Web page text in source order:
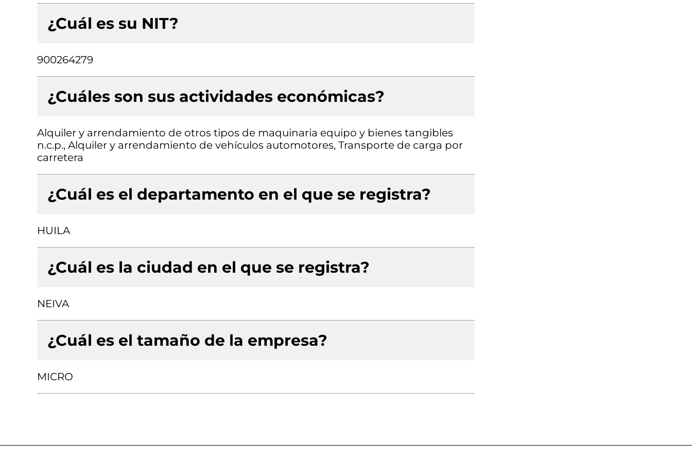
¿Cuál es su NIT?
900264279
¿Cuáles son sus actividades económicas?
Alquiler y arrendamiento de otros tipos de maquinaria equipo y bienes tangibles
n.c.p., Alquiler y arrendamiento de vehículos automotores, Transporte de carga por
carretera
¿Cuál es el departamento en el que se registra?
HUILA
¿Cuál es la ciudad en el que se registra?
NEIVA
¿Cuál es el tamaño de la empresa?
MICRO